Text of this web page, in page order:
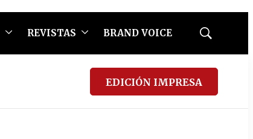
REVISTAS BRAND VOICE
Mostrar
EDICIÓN IMPRESA